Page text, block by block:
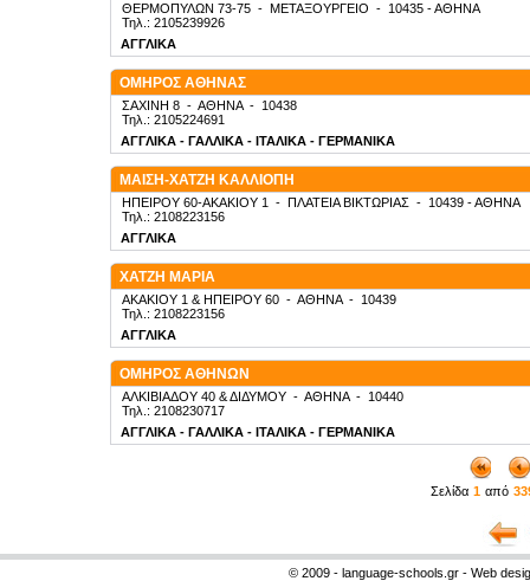
ΘΕΡΜΟΠΥΛΩΝ 73-75 - ΜΕΤΑΞΟΥΡΓΕΙΟ - 10435 - ΑΘΗΝΑ
Τηλ.: 2105239926
ΑΓΓΛΙΚΑ
ΟΜΗΡΟΣ ΑΘΗΝΑΣ
ΣΑΧΙΝΗ 8 - ΑΘΗΝΑ- 10438
Τηλ.: 2105224691
ΑΓΓΛΙΚΑ - ΓΑΛΛΙΚΑ - ΙΤΑΛΙΚΑ - ΓΕΡΜΑΝΙΚΑ
ΜΑΙΣΗ-ΧΑΤΖΗ ΚΑΛΛΙΟΠΗ
ΗΠΕΙΡΟΥ 60-ΑΚΑΚΙΟΥ 1 - ΠΛΑΤΕΙΑ ΒΙΚΤΩΡΙΑΣ - 10439 - ΑΘΗΝΑ
Τηλ.: 2108223156
ΑΓΓΛΙΚΑ
ΧΑΤΖΗ ΜΑΡΙΑ
ΑΚΑΚΙΟΥ 1 & ΗΠΕΙΡΟΥ 60 - ΑΘΗΝΑ- 10439
Τηλ.: 2108223156
ΑΓΓΛΙΚΑ
ΟΜΗΡΟΣ ΑΘΗΝΩΝ
ΑΛΚΙΒΙΑΔΟΥ 40 & ΔΙΔΥΜΟΥ - ΑΘΗΝΑ- 10440
Τηλ.: 2108230717
ΑΓΓΛΙΚΑ - ΓΑΛΛΙΚΑ - ΙΤΑΛΙΚΑ - ΓΕΡΜΑΝΙΚΑ
Σελίδα 1 από
© 2009 - language-schools.gr - Web